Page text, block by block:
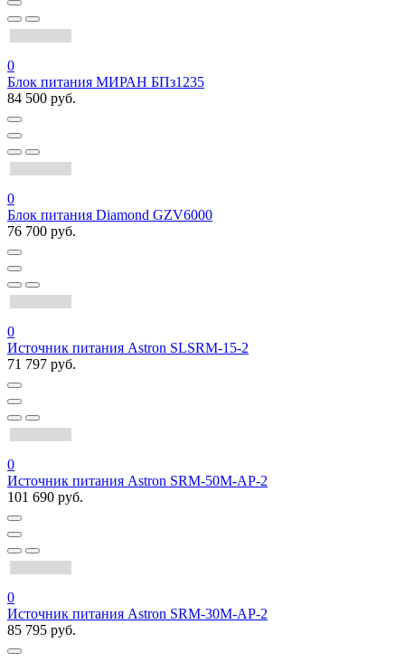
0
Блок питания МИРАН БПз1235
84 500 руб.
0
Блок питания Diamond GZV6000
76 700 руб.
0
Источник питания Astron SLSRM-15-2
71 797 руб.
0
Источник питания Astron SRM-50M-AP-2
101 690 руб.
0
Источник питания Astron SRM-30M-AP-2
85 795 руб.